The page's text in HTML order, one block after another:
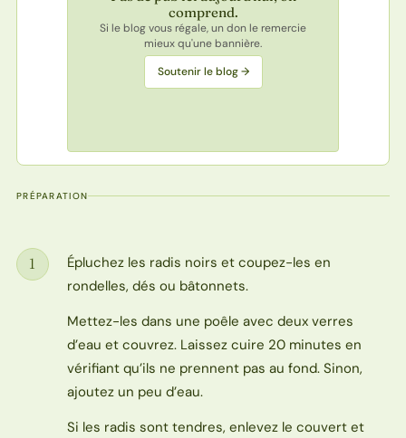
comprend.
Si le blog vous régale, un don le remercie
mieux qu'une bannière.
Soutenir le blog →
PRÉPARATION
Étape
1
Épluchez les radis noirs et coupez-les en
rondelles, dés ou bâtonnets.
Mettez-les dans une poêle avec deux verres
d’eau et couvrez. Laissez cuire 20 minutes en
vérifiant qu’ils ne prennent pas au fond. Sinon,
ajoutez un peu d’eau.
Si les radis sont tendres, enlevez le couvert et